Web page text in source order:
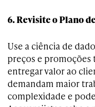
6. Revisite o Plano
Use a ciência de
preços e
entregar valor ao
demandam maior
complexidade e